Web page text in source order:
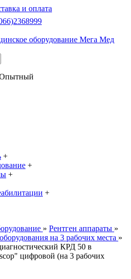
и оплата
Опытный
+
+
+
+
» Рентген аппараты »
на 3 рабочих места »
КРД 50 в
цифровой (на 3 рабочих